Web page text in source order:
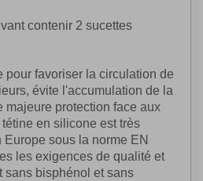
contenir 2 sucettes
pour favoriser la circulation de
évite l'accumulation de la
majeure protection face aux
en silicone est très
sous la norme EN
les exigences de qualité et
sans bisphénol et sans